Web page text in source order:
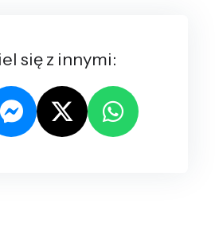
się z innymi: